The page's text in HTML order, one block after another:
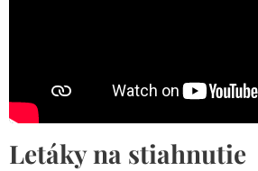
Letáky na stiahnutie